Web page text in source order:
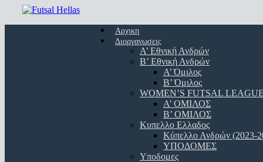
Αρχικη
Διοργανωσεις
Α’ Εθνική Ανδρών
Β’ Εθνική Ανδρών
A’ Όμιλος
Β’ Όμιλος
WOMEN’S FUTSAL LEAGUE
A’ ΟΜΙΛΟΣ
Β’ ΟΜΙΛΟΣ
Κυπελλο Ελλαδος
Κύπελλο Ανδρών (2023-
ΥΠΟΔΟΜΕΣ
Υποδομες